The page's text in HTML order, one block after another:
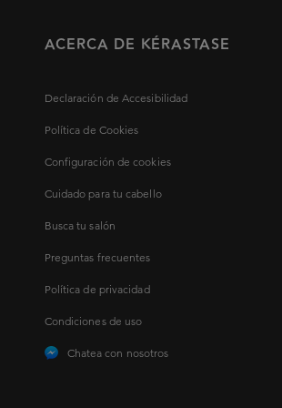
ACERCA DE KÉRASTASE
Declaración de Accesibilidad
Política de Cookies
Configuración de cookies
Cuidado para tu cabello
Busca tu salón
Preguntas frecuentes
Política de privacidad
Condiciones de uso
Chatea con nosotros